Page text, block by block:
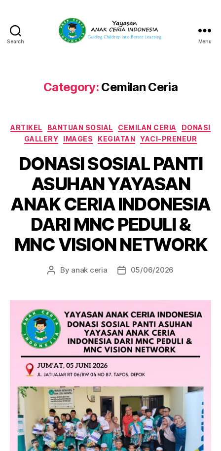
Search
Indonesia
Menu
Category: Cemilan Ceria
Categories
ARTIKEL BANTUAN SOSIAL CEMILAN CERIA
DONASI
GALLERY
IMAGES KEGIATAN YACI-PRENEUR
DONASI SOSIAL PANTI
ASUHAN YAYASAN
ANAK CERIA INDONESIA
DARI MNC PEDULI &
MNC VISION NETWORK
Post
By anak ceria
Post05/06/2026